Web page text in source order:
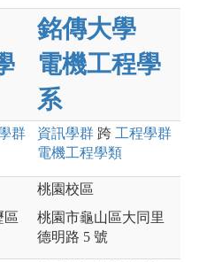
銘傳大學
電機工程學
系
群
資訊學群 跨 工程學群
電機工程學類
區
桃園校區
桃園市龜山區大同里
德明路 5 號